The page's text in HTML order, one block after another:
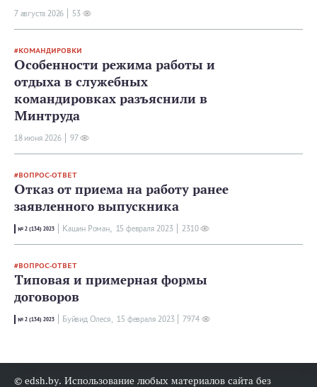
7 августа 2026 53
КОМАНДИРОВКИ
Особенности режима работы и
отдыха в служебных
командировках разъяснили в
Минтруда
18 июня 2026 97
ВОПРОС-ОТВЕТ
Отказ от приема на работу ранее
заявленного выпускника
№ 2 (134) 2023 Кашин Роман, 15 февраля 2023 2310
ВОПРОС-ОТВЕТ
Типовая и примерная формы
договоров
№ 2 (134) 2023 Буйвид Олеся, 15 февраля 2023 7974
© edsh.by. Использование любых материалов сайта без